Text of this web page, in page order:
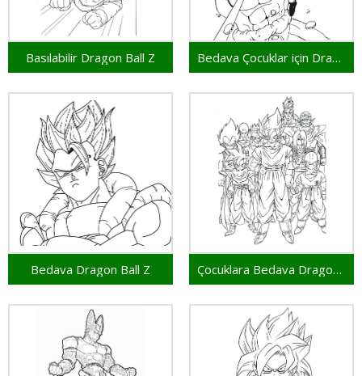
Basılabilir Dragon Ball Z Bedava Çocuklar için Dragon Ball Z
Bedava Dragon Ball Z Çocuklara Bedava Dragon Ball Z